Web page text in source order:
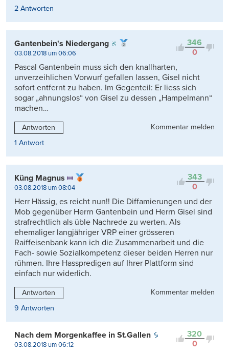
2 Antworten
346
0
Gantenbein's Niedergang
03.08.2018 um 06:06
Pascal Gantenbein muss sich den knallharten,
unverzeihlichen Vorwurf gefallen lassen, Gisel nicht
sofort entfernt zu haben. Im Gegenteil: Er liess sich
sogar „ahnungslos“ von Gisel zu dessen „Hampelmann“
machen…
Antworten
Kommentar melden
1 Antwort
343
0
Küng Magnus
03.08.2018 um 08:04
Herr Hässig, es reicht nun!! Die Diffamierungen und der
Mob gegenüber Herrn Gantenbein und Herrn Gisel sind
strafrechtlich als üble Nachrede zu werten. Als
ehemaliger langjähriger VRP einer grösseren
Raiffeisenbank kann ich die Zusammenarbeit und die
Fach- sowie Sozialkompetenz dieser beiden Herren nur
rühmen. Ihre Hasspredigen auf Ihrer Plattform sind
einfach nur widerlich.
Antworten
Kommentar melden
9 Antworten
320
0
Nach dem Morgenkaffee in St.Gallen
03.08.2018 um 06:12